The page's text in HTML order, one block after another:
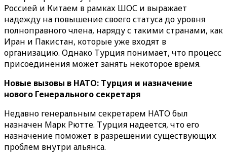
Россией и Китаем в рамках ШОС и выражает
надежду на повышение своего статуса до уровня
полноправного члена, наряду с такими странами, как
Иран и Пакистан, которые уже входят в
организацию. Однако Турция понимает, что процесс
присоединения может занять некоторое время.
Новые вызовы в НАТО: Турция и назначение
нового Генерального секретаря
Недавно генеральным секретарем НАТО был
назначен Марк Рютте. Турция надеется, что его
назначение поможет в разрешении существующих
проблем внутри альянса.